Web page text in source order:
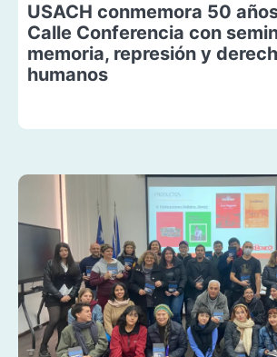
USACH conmemora 50
Calle Conferencia con
memoria, represión y
humanos